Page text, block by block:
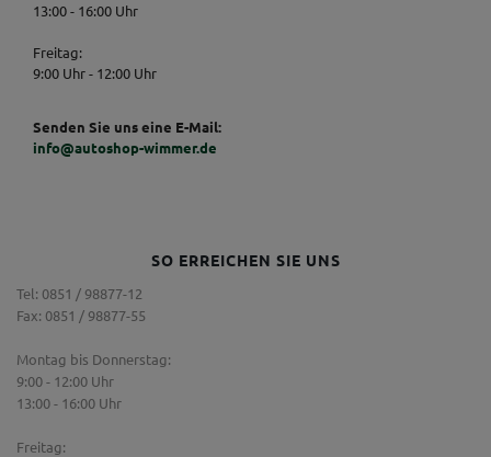
13:00 - 16:00 Uhr
Freitag:
9:00 Uhr - 12:00 Uhr
Senden Sie uns eine E-Mail:
info@autoshop-wimmer.de
SO ERREICHEN SIE UNS
Tel: 0851 / 98877-12
Fax: 0851 / 98877-55
Montag bis Donnerstag:
9:00 - 12:00 Uhr
13:00 - 16:00 Uhr
Freitag: